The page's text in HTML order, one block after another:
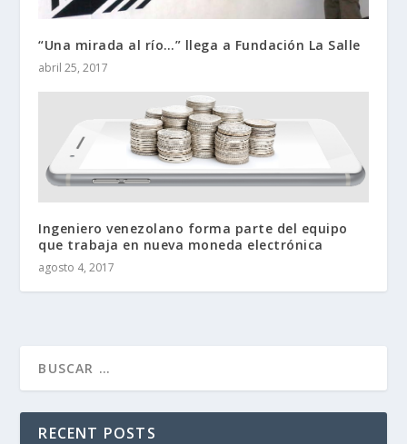
“Una mirada al río…” llega a Fundación La Salle
abril 25, 2017
Ingeniero venezolano forma parte del equipo
que trabaja en nueva moneda electrónica
agosto 4, 2017
RECENT POSTS